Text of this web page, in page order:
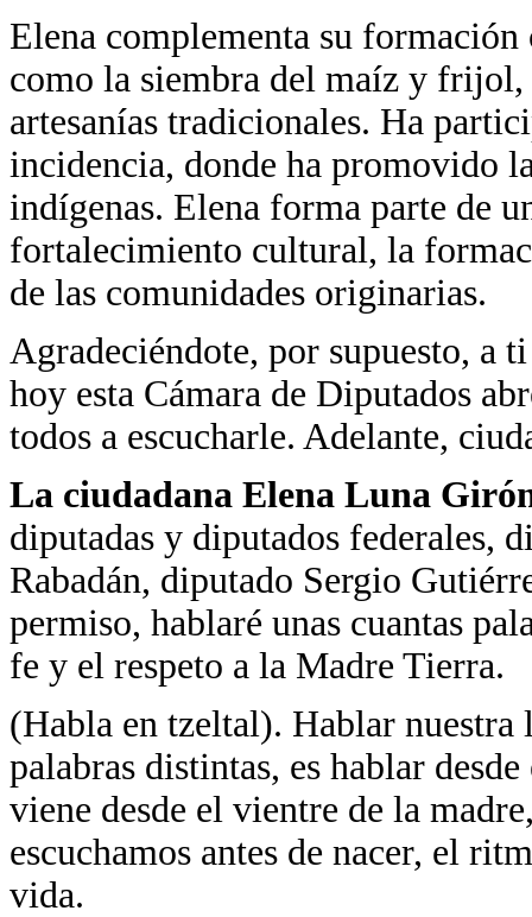
Elena complementa su
como la siembra del maíz y
artesanías tradicionales. Ha
incidencia, donde ha promovido
indígenas. Elena forma parte de
fortalecimiento cultural, la
de las comunidades originarias.
Agradeciéndote, por supuesto, a
hoy esta Cámara de Diputados
todos a escucharle. Adelante,
La ciudadana Elena Luna
diputadas y diputados federales,
Rabadán, diputado Sergio
permiso, hablaré unas cuantas
fe y el respeto a la Madre Tierra.
(Habla en tzeltal). Hablar
palabras distintas, es hablar
viene desde el vientre de la
escuchamos antes de nacer, el
vida.